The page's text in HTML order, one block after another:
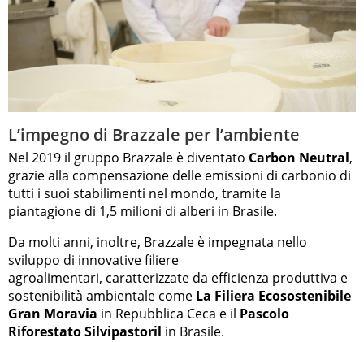
L’impegno di Brazzale per l’ambiente
Nel 2019 il gruppo Brazzale è diventato Carbon Neutral,
grazie alla compensazione delle emissioni di carbonio di
tutti i suoi stabilimenti nel mondo, tramite la
piantagione di 1,5 milioni di alberi in Brasile.
Da molti anni, inoltre, Brazzale è impegnata nello
sviluppo di innovative filiere
agroalimentari, caratterizzate da efficienza produttiva e
sostenibilità ambientale come La Filiera Ecosostenibile
Gran Moravia in Repubblica Ceca e il Pascolo
Riforestato Silvipastoril in Brasile.